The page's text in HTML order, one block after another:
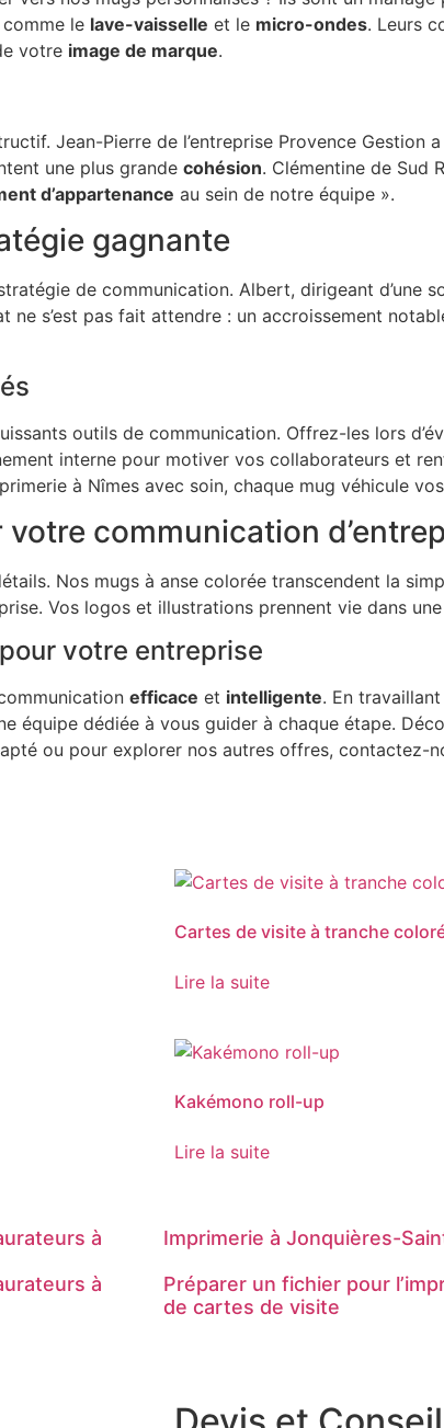
le lave-vaisselle et le micro-ondes. Leurs
votre image de marque.
Jean-Pierre de l’entreprise Provence Gestion
une plus grande cohésion. Clémentine de Sud
d’appartenance au sein de notre équipe ».
gagnante
de communication. Albert, dirigeant d’une
ne s’est pas fait attendre : un accroissement
outils de communication. Offrez-les lors
interne pour motiver vos collaborateurs et
à Nîmes avec soin, chaque mug véhicule vos
communication
Nos mugs à anse colorée transcendent la
Vos logos et illustrations prennent vie dans
votre entreprise
efficace et intelligente. En
équipe dédiée à vous guider à chaque étape.
ou pour explorer nos autres offres, contactez-
Cartes de visite à tranche
Lire la suite
Kakémono roll-up
Lire la suite
à
Imprimerie à Jonquières-
à
Préparer un fichier pour
de cartes de visite